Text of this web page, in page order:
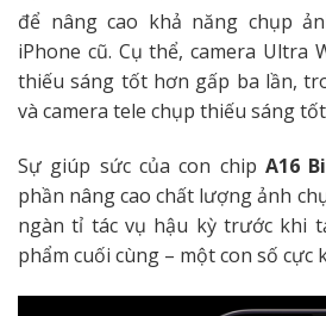
để nâng cao khả năng chụp
iPhone cũ. Cụ thể, camera Ultra
thiếu sáng tốt hơn gấp ba lần,
và camera tele chụp thiếu sáng
Sự giúp sức của con chip A16
phần nâng cao chất lượng ảnh
ngàn tỉ tác vụ hậu kỳ trước khi
phẩm cuối cùng – một con số cực